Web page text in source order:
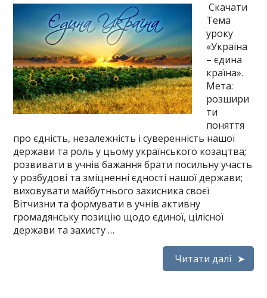
Скачати
Тема
уроку
«Україна
– єдина
країна».
Мета:
розшири
ти
поняття
про єдність, незалежність і суверенність нашої
держави та роль у цьому українського козацтва;
розвивати в учнів бажання брати посильну участь
у розбудові та зміцненні єдності нашої держави;
виховувати майбутнього захисника своєї
Вітчизни та формувати в учнів активну
громадянську позицію щодо єдиної, цілісної
держави та захисту …
Читати далі